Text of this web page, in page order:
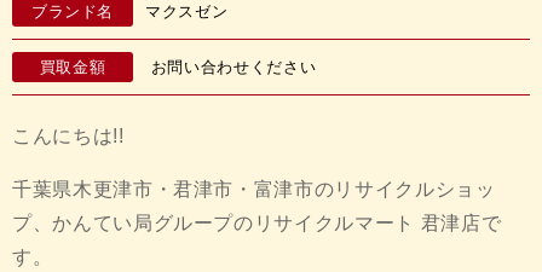
ブランド名 マクスゼン
買取金額 お問い合わせください
こんにちは!!
千葉県木更津市・君津市・富津市のリサイクルショッ
プ、かんてい局グループのリサイクルマート 君津店で
す。